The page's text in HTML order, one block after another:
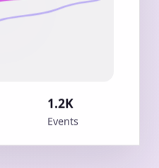
1.2K
Events